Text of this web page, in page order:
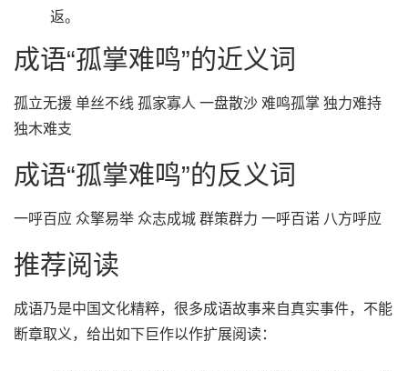
返。
成语“孤掌难鸣”的近义词
孤立无援 单丝不线 孤家寡人 一盘散沙 难鸣孤掌 独力难持
独木难支
成语“孤掌难鸣”的反义词
一呼百应 众擎易举 众志成城 群策群力 一呼百诺 八方呼应
推荐阅读
成语乃是中国文化精粹，很多成语故事来自真实事件，不能
断章取义，给出如下巨作以作扩展阅读：